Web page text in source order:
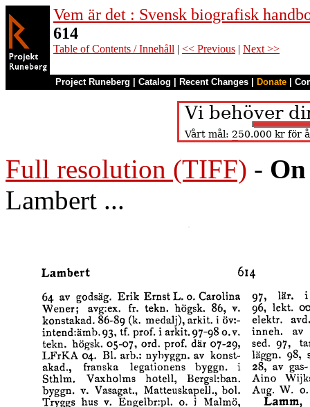
Vem är det : Svensk biografisk
614
Table of Contents / Innehåll | << Previous | Next >>
Project Runeberg Catalog Recent Changes Donate
Full resolution (TIFF) -
Lambert ...